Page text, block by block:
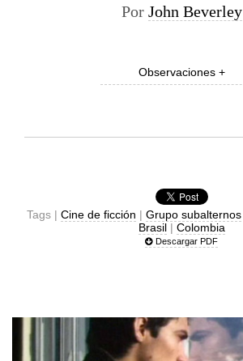
Por John Beverley
Observaciones +
Tags | Cine de ficción | Grupo subalternos
Brasil| Colombia
Descargar PDF